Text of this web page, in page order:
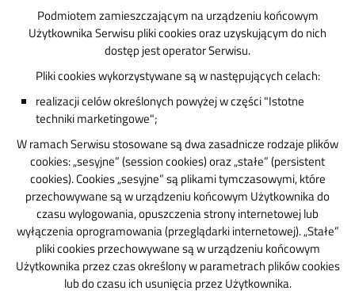
Podmiotem zamieszczającym na urządzeniu końcowym
Użytkownika Serwisu pliki cookies oraz uzyskującym do nich
dostęp jest operator Serwisu.
Pliki cookies wykorzystywane są w następujących celach:
realizacji celów określonych powyżej w części "Istotne
techniki marketingowe";
W ramach Serwisu stosowane są dwa zasadnicze rodzaje plików
cookies: „sesyjne” (session cookies) oraz „stałe” (persistent
cookies). Cookies „sesyjne” są plikami tymczasowymi, które
przechowywane są w urządzeniu końcowym Użytkownika do
czasu wylogowania, opuszczenia strony internetowej lub
wyłączenia oprogramowania (przeglądarki internetowej). „Stałe”
pliki cookies przechowywane są w urządzeniu końcowym
Użytkownika przez czas określony w parametrach plików cookies
lub do czasu ich usunięcia przez Użytkownika.